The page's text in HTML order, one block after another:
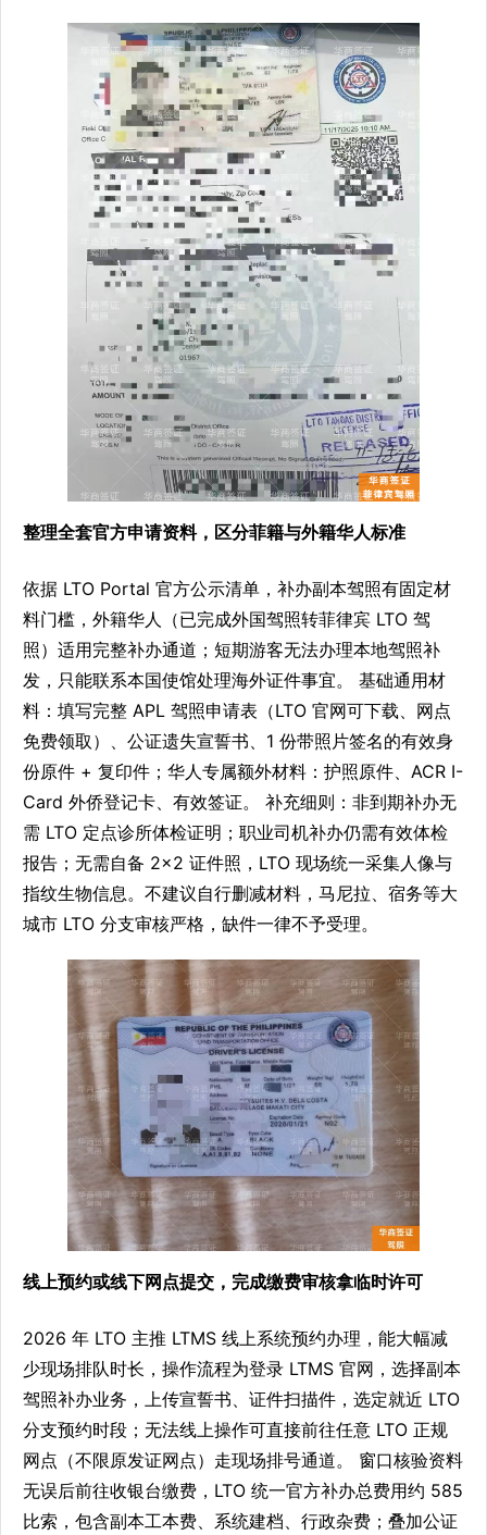
整理全套官方申请资料，区分菲籍与外籍华人标准
依据 LTO Portal 官方公示清单，补办副本驾照有固定材
料门槛，外籍华人（已完成外国驾照转菲律宾 LTO 驾
照）适用完整补办通道；短期游客无法办理本地驾照补
发，只能联系本国使馆处理海外证件事宜。 基础通用材
料：填写完整 APL 驾照申请表（LTO 官网可下载、网点
免费领取）、公证遗失宣誓书、1 份带照片签名的有效身
份原件 + 复印件；华人专属额外材料：护照原件、ACR I-
Card 外侨登记卡、有效签证。 补充细则：非到期补办无
需 LTO 定点诊所体检证明；职业司机补办仍需有效体检
报告；无需自备 2×2 证件照，LTO 现场统一采集人像与
指纹生物信息。不建议自行删减材料，马尼拉、宿务等大
城市 LTO 分支审核严格，缺件一律不予受理。
线上预约或线下网点提交，完成缴费审核拿临时许可
2026 年 LTO 主推 LTMS 线上系统预约办理，能大幅减
少现场排队时长，操作流程为登录 LTMS 官网，选择副本
驾照补办业务，上传宣誓书、证件扫描件，选定就近 LTO
分支预约时段；无法线上操作可直接前往任意 LTO 正规
网点（不限原发证网点）走现场排号通道。 窗口核验资料
无误后前往收银台缴费，LTO 统一官方补办总费用约 585
比索，包含副本工本费、系统建档、行政杂费；叠加公证